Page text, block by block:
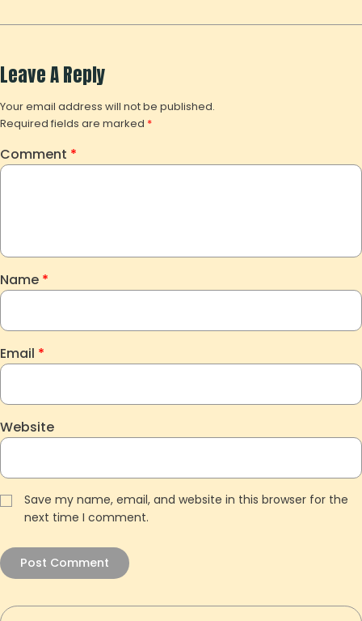
Leave A Reply
Your email address will not be published.
Required fields are marked *
Comment *
Name *
Email *
Website
Save my name, email, and website in this browser for the
next time I comment.